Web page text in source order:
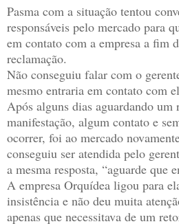
Pasma com a situação tentou
responsáveis pelo mercado para
em contato com a empresa a fim
reclamação.
Não conseguiu falar com o
mesmo entraria em contato com
Após alguns dias aguardando um
manifestação, algum contato e
ocorrer, foi ao mercado
conseguiu ser atendida pelo
a mesma resposta, “aguarde que
A empresa Orquídea ligou para
insistência e não deu muita
apenas que necessitava de um